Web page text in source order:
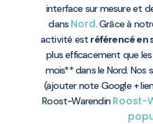
interface sur mesure et
dans Nord. Grâce à
activité est référencé en
plus efficacement que
mois** dans le Nord.
(ajouter note Google +
Roost-WarendinRoost-